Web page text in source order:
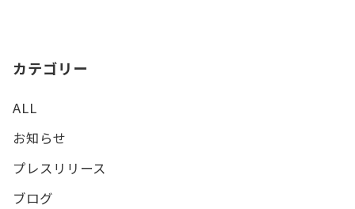
カテゴリー
ALL
お知らせ
プレスリリース
ブログ